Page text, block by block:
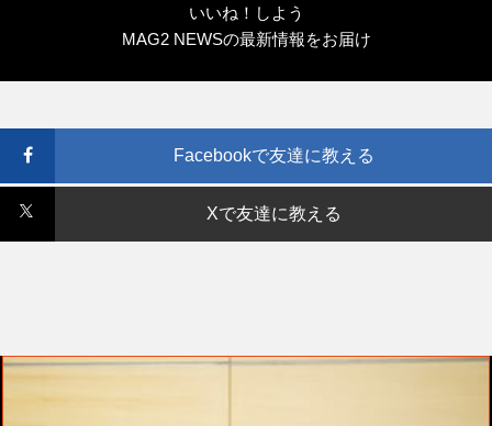
いいね！しよう
MAG2 NEWSの最新情報をお届け
Facebookで友達に教える
Xで友達に教える